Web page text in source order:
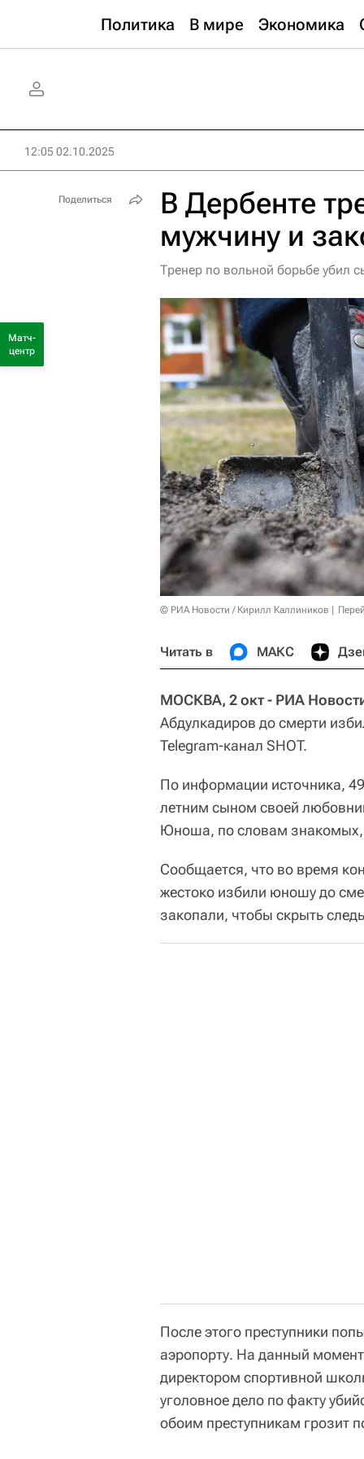
Политика В мире Экономика
12:05 02.10.2025
В Дербенте
мужчину и
Тренер по вольной борьбе убил
© РИА Новости / Кирилл Каллиников
Читать в МАКС
МОСКВА, 2 окт - РИА
Абдулкадиров до смерти
Telegram-канал SHOT.
По информации источника,
летним сыном своей
Юноша, по словам знакомых,
Сообщается, что во время
жестоко избили юношу до
закопали, чтобы скрыть
После этого преступники
аэропорту. На данный
директором спортивной
уголовное дело по факту
обоим преступникам грозит
Поделиться
Матч-
центр